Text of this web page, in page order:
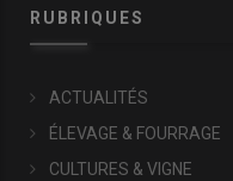
RUBRIQUES
ACTUALITÉS
ÉLEVAGE & FOURRAGE
CULTURES & VIGNE